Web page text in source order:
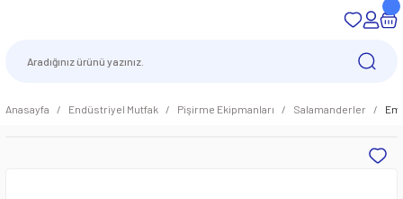
Anasayfa Endüstriyel Mutfak Pişirme Ekipmanları Salamanderler